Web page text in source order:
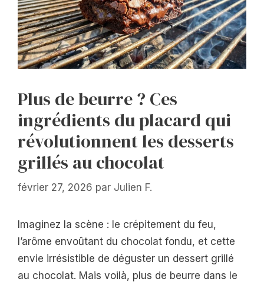
Plus de beurre ? Ces
ingrédients du placard qui
révolutionnent les desserts
grillés au chocolat
février 27, 2026 par Julien F.
Imaginez la scène : le crépitement du feu,
l’arôme envoûtant du chocolat fondu, et cette
envie irrésistible de déguster un dessert grillé
au chocolat. Mais voilà, plus de beurre dans le